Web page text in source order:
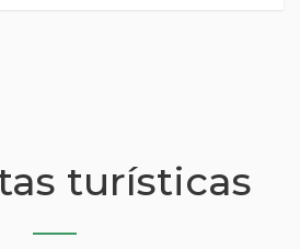
turísticas